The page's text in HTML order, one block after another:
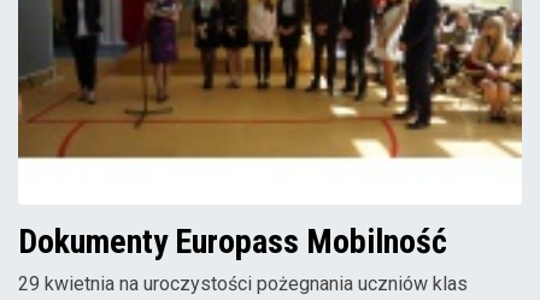
Dokumenty Europass Mobilność
29 kwietnia na uroczystości pożegnania uczniów klas